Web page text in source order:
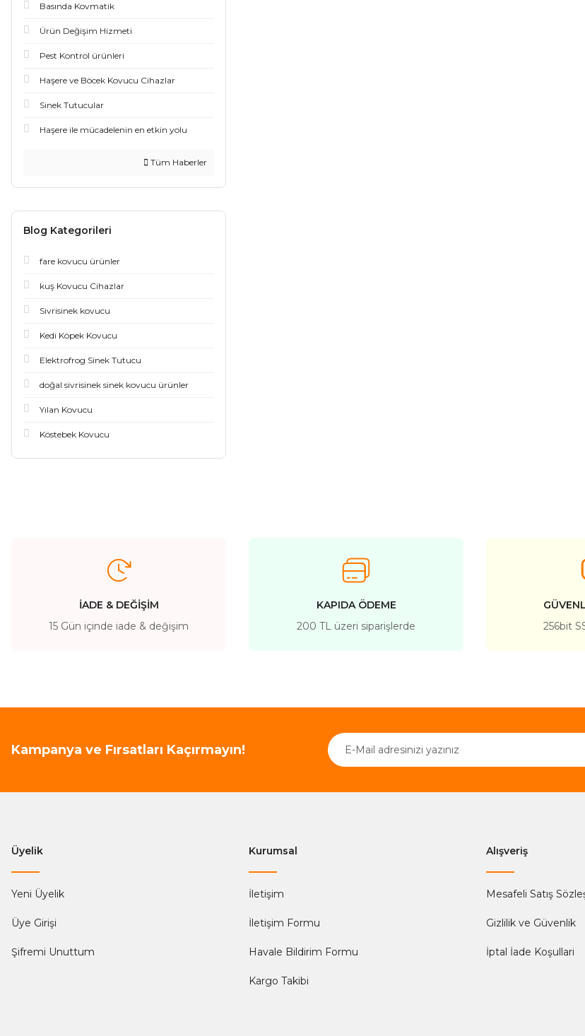
Basında Kovmatik
Ürün Değişim Hizmeti
Pest Kontrol ürünleri
Haşere ve Böcek Kovucu Cihazlar
Sinek Tutucular
Haşere ile mücadelenin en etkin yolu
Tüm Haberler
Blog Kategorileri
fare kovucu ürünler
kuş Kovucu Cihazlar
Sivrisinek kovucu
Kedi Köpek Kovucu
Elektrofrog Sinek Tutucu
doğal sivrisinek sinek kovucu ürünler
Yılan Kovucu
Köstebek Kovucu
İADE & DEĞİŞİM
15 Gün içinde iade & değişim
KAPIDA ÖDEME
200 TL üzeri siparişlerde
256bit
Kampanya ve Fırsatları Kaçırmayın!
Üyelik
Yeni Üyelik
Üye Girişi
Şifremi Unuttum
Kurumsal
İletişim
İletişim Formu
Havale Bildirim Formu
Kargo Takibi
Alışveriş
Mesafeli Satış
Gizlilik ve Güvenlik
İptal İade Koşullari